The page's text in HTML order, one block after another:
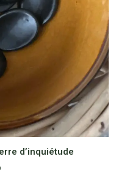
d’inquiétude